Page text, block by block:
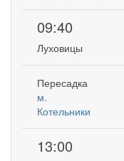
09:40
Луховицы
Пересадка
м.
Котельники
13:00